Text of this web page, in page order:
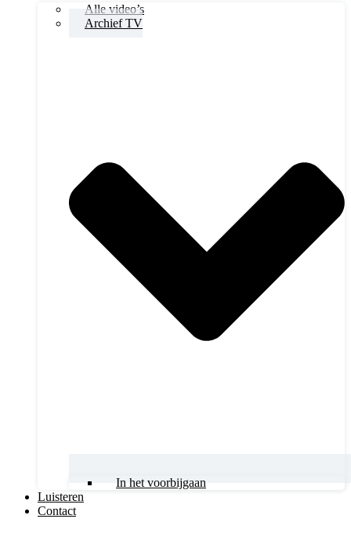
Alle video’s
Archief TV
In het voorbijgaan
Luisteren
Contact